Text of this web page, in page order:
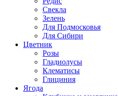
Свекла
Зелень
Для Подмосковья
Для Сибири
Цветник
Розы
Гладиолусы
Клематисы
Глициния
Ягода